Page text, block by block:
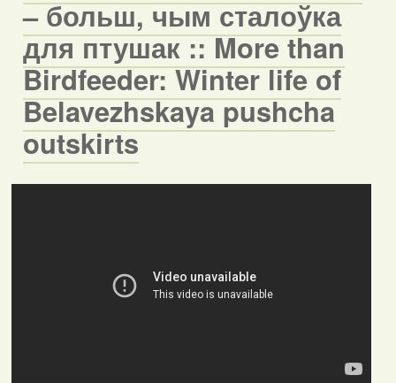
– больш, чым сталоўка
для птушак :: More than
Birdfeeder: Winter life of
Belavezhskaya pushcha
outskirts